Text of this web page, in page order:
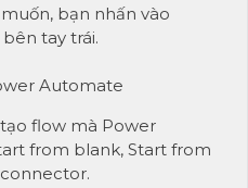
bạn nhấn vào
tay trái.
flow mà Power
from blank, Start from